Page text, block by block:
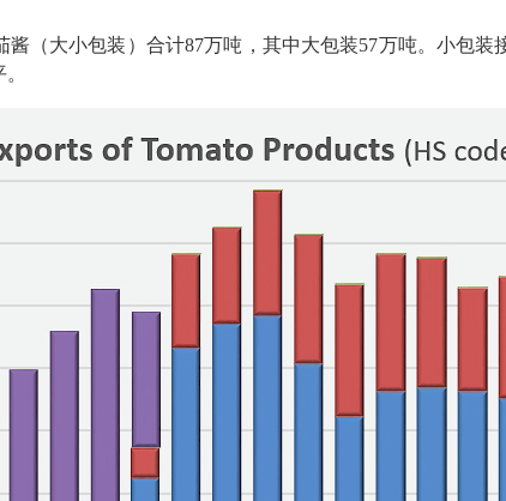
酱（大小包装）合计87万吨，其中大包装57万吨。小包装